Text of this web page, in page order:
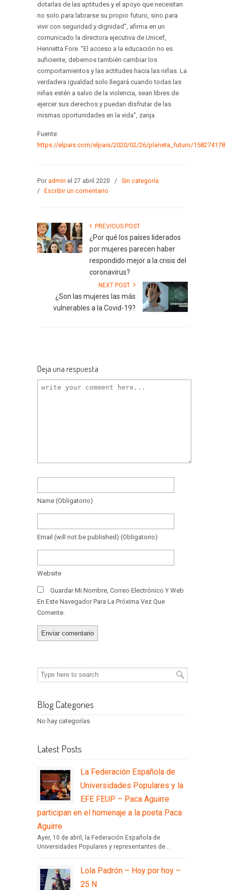
dotarlas de las aptitudes y el apoyo que necesitan
no solo para labrarse su propio futuro, sino para
vivir con seguridad y dignidad”, afirma en un
comunicado la directora ejecutiva de Unicef,
Henrietta Fore. “El acceso a la educación no es
suficiente, debemos también cambiar los
comportamientos y las actitudes hacia las niñas. La
verdadera igualdad solo llegará cuando todas las
niñas estén a salvo de la violencia, sean libres de
ejercer sus derechos y puedan disfrutar de las
mismas oportunidades en la vida”, zanja.
Fuente:
https://elpais.com/elpais/2020/02/26/planeta_futuro/
Por admin el 27 abril 2020 /
Sin categoría
/
Escribir un comentario
PREVIOUS POST
¿Por qué los países liderados
por mujeres parecen haber
respondido mejor a la crisis del
coronavirus?
NEXT POST
¿Son las mujeres las más
vulnerables a la Covid-19?
Deja una respuesta
Name (obligatorio)
Email (will not be published) (obligatorio)
Website
Guardar Mi Nombre, Correo Electrónico Y Web
En Este Navegador Para La Próxima Vez Que
Comente.
Blog Categories
No hay categorías
Latest Posts
La Federación Española de
Universidades Populares y la
EFE FEUP – Paca Aguirre
participan en el homenaje a la poeta Paca
Aguirre
Ayer, 10 de abril, la Federación Española de
Universidades Populares y representantes de...
Lola Padrón – Hoy por hoy –
25 N